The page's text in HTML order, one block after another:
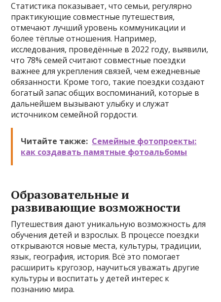
Статистика показывает, что семьи, регулярно
практикующие совместные путешествия,
отмечают лучший уровень коммуникации и
более тёплые отношения. Например,
исследования, проведённые в 2022 году, выявили,
что 78% семей считают совместные поездки
важнее для укрепления связей, чем ежедневные
обязанности. Кроме того, такие поездки создают
богатый запас общих воспоминаний, которые в
дальнейшем вызывают улыбку и служат
источником семейной гордости.
Читайте также: Семейные фотопроекты:
как создавать памятные фотоальбомы
Образовательные и
развивающие возможности
Путешествия дают уникальную возможность для
обучения детей и взрослых. В процессе поездки
открываются новые места, культуры, традиции,
язык, география, история. Всё это помогает
расширить кругозор, научиться уважать другие
культуры и воспитать у детей интерес к
познанию мира.